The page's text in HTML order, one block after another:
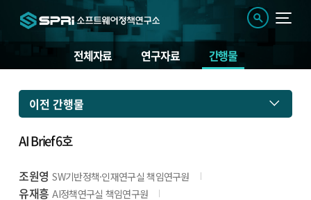
전체자료 연구자료 간행물
이전 간행물
AI Brief 6호
조원영 SW기반정책·인재연구실 책임연구원
유재흥 AI정책연구실 책임연구원